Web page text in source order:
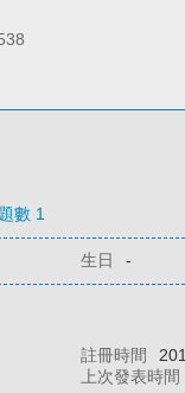
數 1
生日 -
註冊時間
上次發表時間